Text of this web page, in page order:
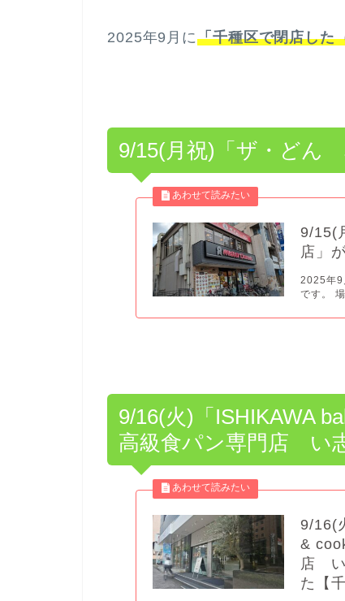
2025年9月に「千種区で閉店した
9/15(月祝)「ザ・どん
9/15(
店」
2025年9
です。
9/16(火)「ISHIKAWA
高級食パン専門店 い
9/16(
&
店 い
た【